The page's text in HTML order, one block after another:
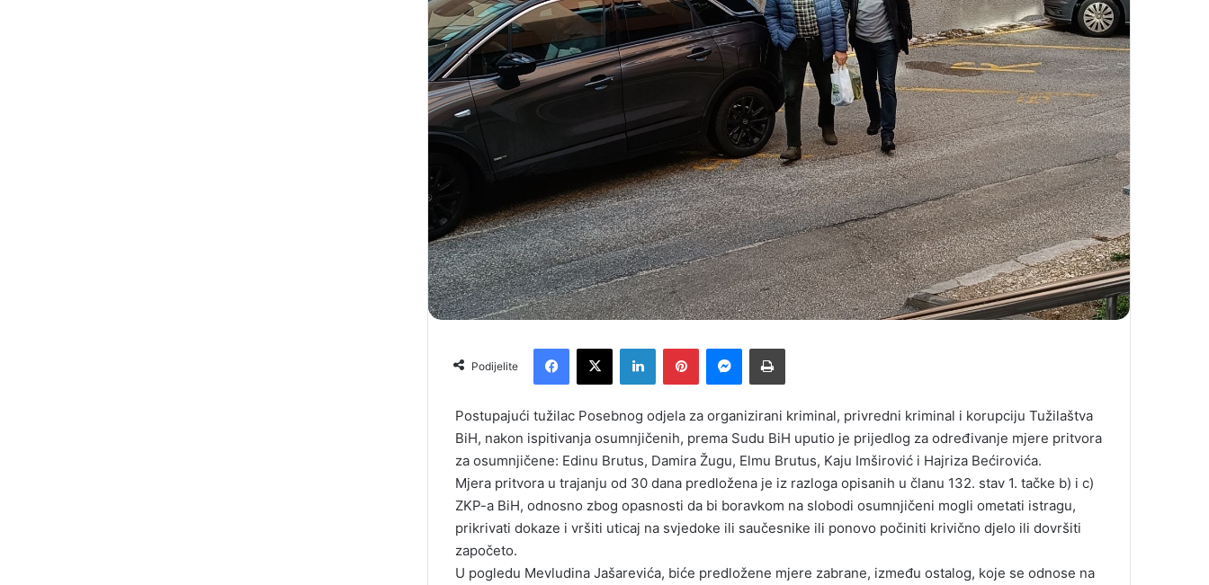
Podijelite
Postupajući tužilac Posebnog odjela za organizirani kriminal, privredni kriminal i korupciju Tužilaštva
BiH, nakon ispitivanja osumnjičenih, prema Sudu BiH uputio je prijedlog za određivanje mjere pritvora
za osumnjičene: Edinu Brutus, Damira Žugu, Elmu Brutus, Kaju Imširović i Hajriza Bećirovića.
Mjera pritvora u trajanju od 30 dana predložena je iz razloga opisanih u članu 132. stav 1. tačke b) i c)
ZKP-a BiH, odnosno zbog opasnosti da bi boravkom na slobodi osumnjičeni mogli ometati istragu,
prikrivati dokaze i vršiti uticaj na svjedoke ili saučesnike ili ponovo počiniti krivično djelo ili dovršiti
započeto.
U pogledu Mevludina Jašarevića, biće predložene mjere zabrane, između ostalog, koje se odnose na